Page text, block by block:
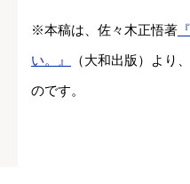
※本稿は、佐々木正悟著
い。』
（大和出版）より
のです。